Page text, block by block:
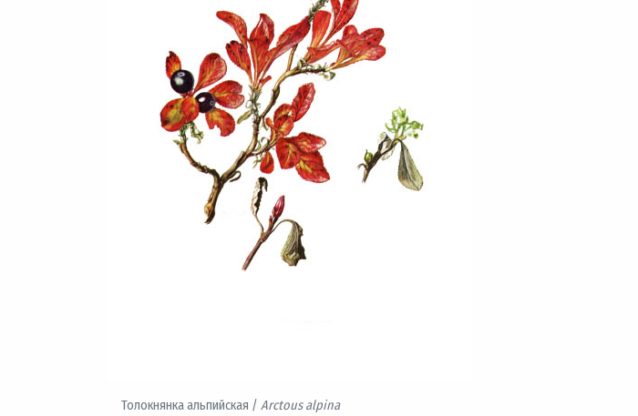
Толокнянка альпийская / Arctous alpina